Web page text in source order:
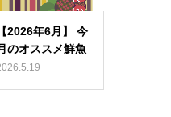
【2026年6月】 今
のオススメ鮮魚